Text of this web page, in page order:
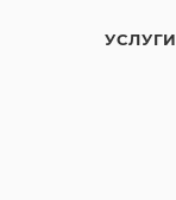
УСЛУГИ